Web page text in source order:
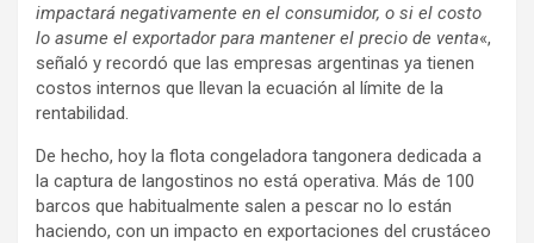
impactará negativamente en el consumidor, o si el costo
lo asume el exportador para mantener el precio de venta«,
señaló y recordó que las empresas argentinas ya tienen
costos internos que llevan la ecuación al límite de la
rentabilidad.
De hecho, hoy la flota congeladora tangonera dedicada a
la captura de langostinos no está operativa. Más de 100
barcos que habitualmente salen a pescar no lo están
haciendo, con un impacto en exportaciones del crustáceo